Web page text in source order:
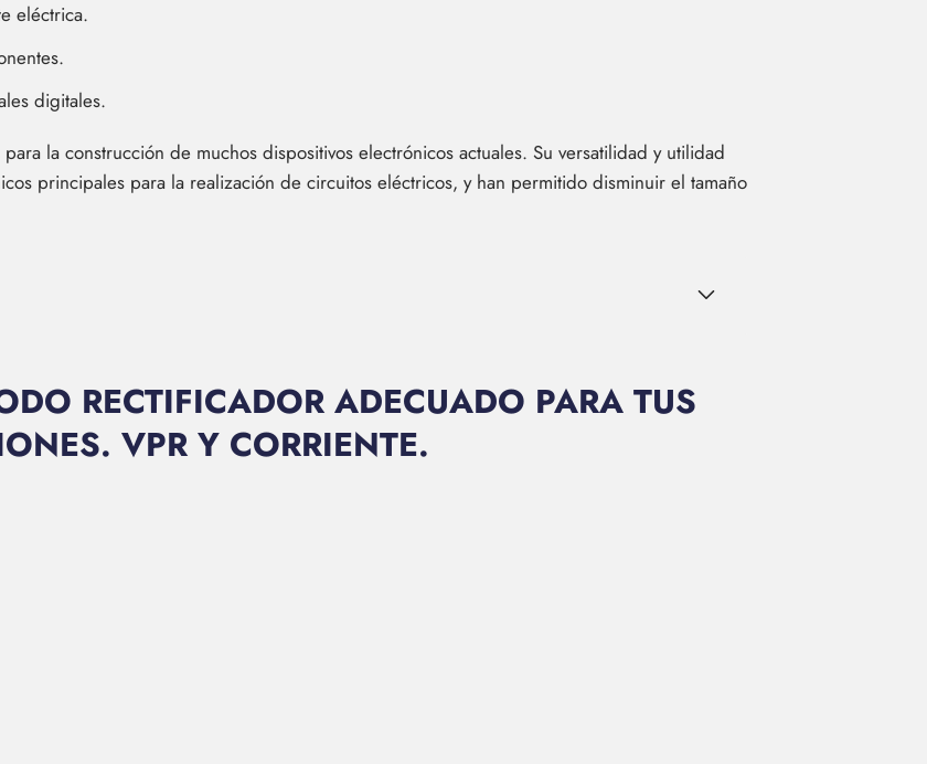
eléctrica.
digitales.
la construcción de muchos dispositivos electrónicos actuales. Su versatilidad y utilidad
principales para la realización de circuitos eléctricos, y han permitido disminuir el tamaño
RECTIFICADOR ADECUADO PARA TUS
VPR Y CORRIENTE.